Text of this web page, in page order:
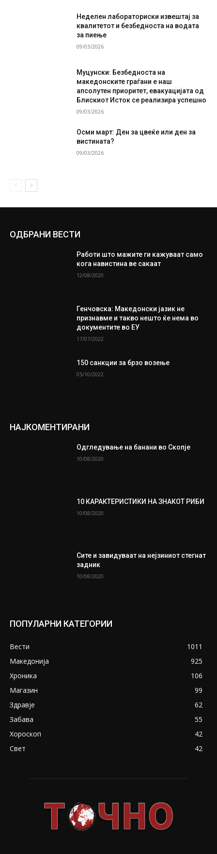
Неделен лабораториски извештај за
квалитетот и безбедноста на водата
за пиење
09/03/2026
Муцунски: Безбедноста на
македонските граѓани е наш
апсолутен приоритет, евакуацијата од
Блискиот Исток се реализира успешно
09/03/2026
Осми март: Ден за цвеќе или ден за
вистината?
09/03/2026
ОДБРАНИ ВЕСТИ
Работи што мажите ги кажуваат само
кога навистина ве сакаат
12/08/2020
Генчовска: Македонски јазик не
признавме и такво нешто ќе нема во
документите во ЕУ
17/07/2022
150 санкции за брзо возење
05/10/2022
НАЈКОМЕНТИРАНИ
Одгледување на банани во Скопје
10/08/2020
10 КАРАКТЕРИСТИКИ НА ЗНАКОТ РИБИ
10/08/2020
Сите и завидуваат на нејзиниот стегнат
задник
10/08/2020
ПОПУЛАРНИ КАТЕГОРИИ
Вести
1011
Македонија
925
Хроника
106
Магазин
99
Здравје
62
Забава
55
Хороскоп
42
Свет
42